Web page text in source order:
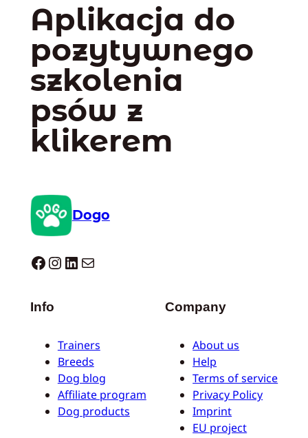
Aplikacja do
pozytywnego
szkolenia
psów z
klikerem
Dogo
Dogo facebook InstagramLinkedIn Mail
Info
Trainers
Breeds
Dog blog
Affiliate program
Dog products
Company
About us
Help
Terms of service
Privacy Policy
Imprint
EU project